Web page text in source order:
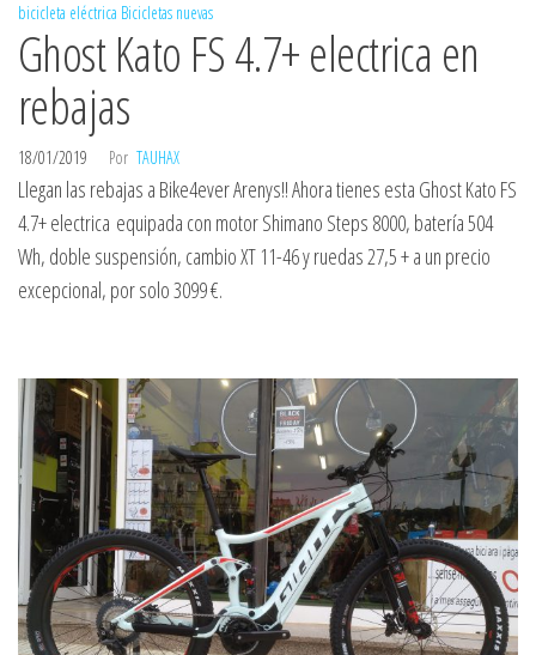
bicicleta eléctrica Bicicletas nuevas
Ghost Kato FS 4.7+ electrica en
rebajas
18/01/2019 Por TAUHAX
Llegan las rebajas a Bike4ever Arenys!! Ahora tienes esta Ghost Kato FS
4.7+ electrica equipada con motor Shimano Steps 8000, batería 504
Wh, doble suspensión, cambio XT 11-46 y ruedas 27,5 + a un precio
excepcional, por solo 3099 €.